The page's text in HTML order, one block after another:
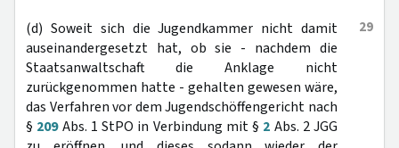
29
(d) Soweit sich die Jugendkammer nicht damit
auseinandergesetzt hat, ob sie - nachdem die
Staatsanwaltschaft die Anklage nicht
zurückgenommen hatte - gehalten gewesen wäre,
das Verfahren vor dem Jugendschöffengericht nach
§ 209Abs. 1 StPO in Verbindung mit § 2 Abs. 2 JGG